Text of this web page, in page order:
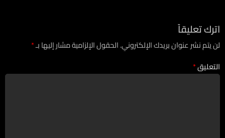
اترك تعليقاً
لن يتم نشر عنوان بريدك الإلكتروني.الحقول الإلزامية مشار إليها بـ*
التعليق*